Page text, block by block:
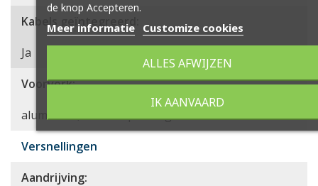
Kabels geïntegreerd:
Ja
Voorvork:
aluminium, telescoop vering
Versnellingen
Aandrijving:
de knop Accepteren.
Meer informatie Customize cookies
ALLES AFWIJZEN
IK AANVAARD